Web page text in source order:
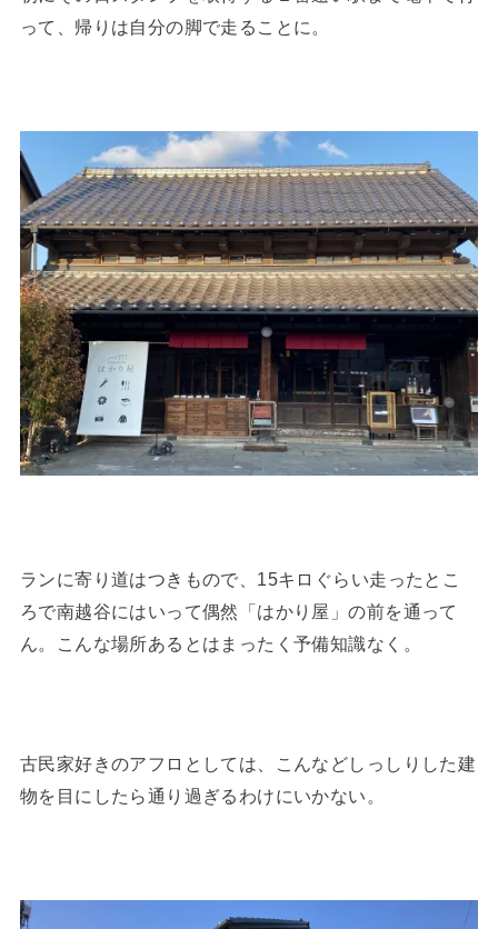
って、帰りは自分の脚で走ることに。
ランに寄り道はつきもので、15キロぐらい走ったとこ
ろで南越谷にはいって偶然「はかり屋」の前を通って
ん。こんな場所あるとはまったく予備知識なく。
古民家好きのアフロとしては、こんなどしっしりした建
物を目にしたら通り過ぎるわけにいかない。